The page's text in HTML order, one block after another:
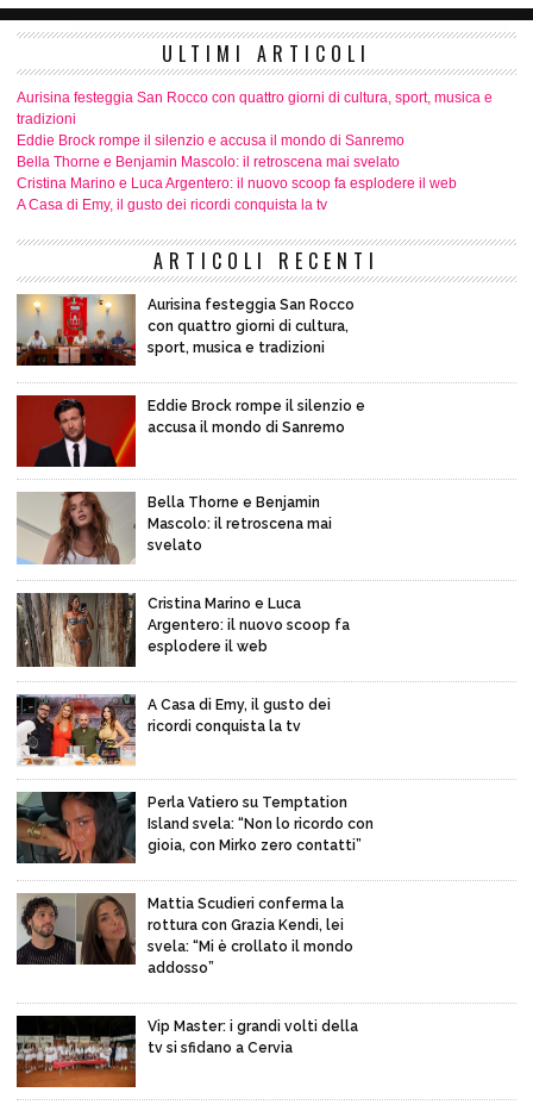
ULTIMI ARTICOLI
Aurisina festeggia San Rocco con quattro giorni di cultura, sport, musica e
tradizioni
Eddie Brock rompe il silenzio e accusa il mondo di Sanremo
Bella Thorne e Benjamin Mascolo: il retroscena mai svelato
Cristina Marino e Luca Argentero: il nuovo scoop fa esplodere il web
A Casa di Emy, il gusto dei ricordi conquista la tv
ARTICOLI RECENTI
Aurisina festeggia San Rocco
con quattro giorni di cultura,
sport, musica e tradizioni
Eddie Brock rompe il silenzio e
accusa il mondo di Sanremo
Bella Thorne e Benjamin
Mascolo: il retroscena mai
svelato
Cristina Marino e Luca
Argentero: il nuovo scoop fa
esplodere il web
A Casa di Emy, il gusto dei
ricordi conquista la tv
Perla Vatiero su Temptation
Island svela: “Non lo ricordo con
gioia, con Mirko zero contatti”
Mattia Scudieri conferma la
rottura con Grazia Kendi, lei
svela: “Mi è crollato il mondo
addosso”
Vip Master: i grandi volti della
tv si sfidano a Cervia